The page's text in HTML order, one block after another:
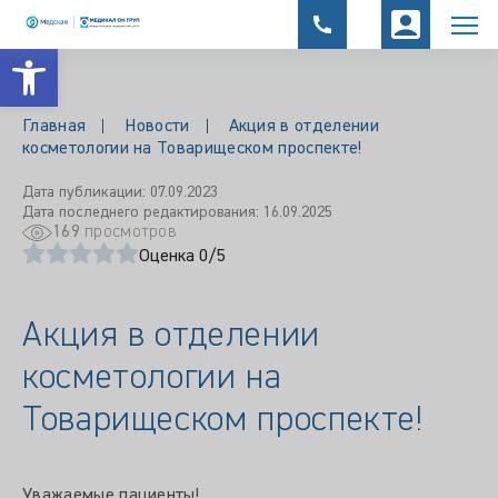
Открыть панель инструментов
Главная Новости
Акция в отделении
косметологии на Товарищеском проспекте!
Дата публикации: 07.09.2023
Дата последнего редактирования: 16.09.2025
169 просмотров
Оценка 0/5
Акция в отделении
косметологии на
Товарищеском проспекте!